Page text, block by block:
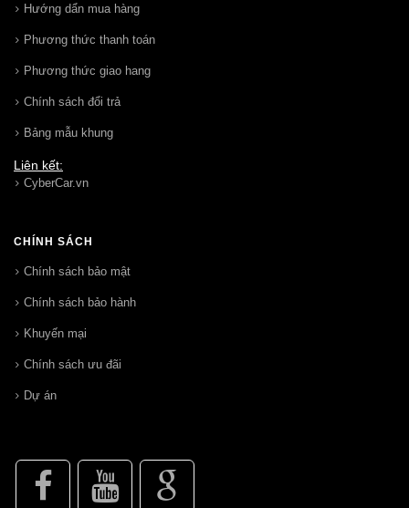
Hướng dẩn mua hàng
Phương thức thanh toán
Phương thức giao hang
Chính sách đổi trả
Bảng mẫu khung
Liên kết:
CyberCar.vn
CHÍNH SÁCH
Chính sách bảo mật
Chính sách bảo hành
Khuyến mại
Chính sách ưu đãi
Dự án